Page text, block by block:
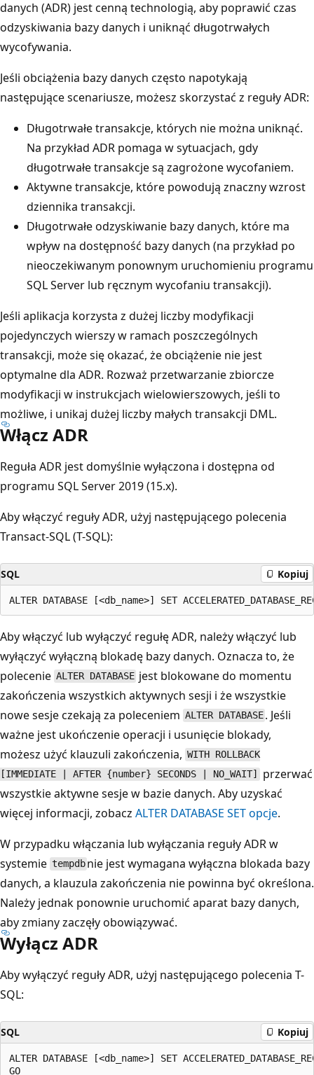
danych (ADR) jest cenną technologią, aby poprawić czas
odzyskiwania bazy danych i uniknąć długotrwałych
wycofywania.
Jeśli obciążenia bazy danych często napotykają
następujące scenariusze, możesz skorzystać z reguły ADR:
Długotrwałe transakcje, których nie można uniknąć.
Na przykład ADR pomaga w sytuacjach, gdy
długotrwałe transakcje są zagrożone wycofaniem.
Aktywne transakcje, które powodują znaczny wzrost
dziennika transakcji.
Długotrwałe odzyskiwanie bazy danych, które ma
wpływ na dostępność bazy danych (na przykład po
nieoczekiwanym ponownym uruchomieniu programu
SQL Server lub ręcznym wycofaniu transakcji).
Jeśli aplikacja korzysta z dużej liczby modyfikacji
pojedynczych wierszy w ramach poszczególnych
transakcji, może się okazać, że obciążenie nie jest
optymalne dla ADR. Rozważ przetwarzanie zbiorcze
modyfikacji w instrukcjach wielowierszowych, jeśli to
możliwe, i unikaj dużej liczby małych transakcji DML.
Włącz ADR
Reguła ADR jest domyślnie wyłączona i dostępna od
programu SQL Server 2019 (15.x).
Aby włączyć reguły ADR, użyj następującego polecenia
Transact-SQL (T-SQL):
SQL Kopiuj
Aby włączyć lub wyłączyć regułę ADR, należy włączyć lub
wyłączyć wyłączną blokadę bazy danych. Oznacza to, że
polecenie ALTER DATABASE jest blokowane do momentu
zakończenia wszystkich aktywnych sesji i że wszystkie
nowe sesje czekają za poleceniem ALTER DATABASE . Jeśli
ważne jest ukończenie operacji i usunięcie blokady,
możesz użyć klauzuli zakończenia, WITH ROLLBACK
[IMMEDIATE | AFTER {number} SECONDS | NO_WAIT]
przerwać
wszystkie aktywne sesje w bazie danych. Aby uzyskać
więcej informacji, zobacz ALTER DATABASE SET opcje.
W przypadku włączania lub wyłączania reguły ADR w
systemie tempdb nie jest wymagana wyłączna blokada bazy
danych, a klauzula zakończenia nie powinna być określona.
Należy jednak ponownie uruchomić aparat bazy danych,
aby zmiany zaczęły obowiązywać.
Wyłącz ADR
Aby wyłączyć reguły ADR, użyj następującego polecenia T-
SQL:
SQL Kopiuj
ALTER DATABASE [<db_name>] SET